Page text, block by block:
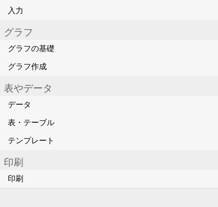
入力
グラフ
グラフの基礎
グラフ作成
表やデータ
データ
表・テーブル
テンプレート
印刷
印刷